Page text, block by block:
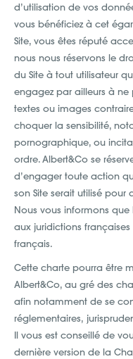
d’utilisation de vos
vous bénéficiez à cet
Site, vous êtes réputé
nous nous réservons le
du Site à tout utilisateur
engagez par ailleurs à ne
textes ou images
choquer la sensibilité,
pornographique, ou
ordre. Albert&Co se
d’engager toute action
son Site serait utilisé pour
Nous vous informons que
aux juridictions
français.
Cette charte pourra être
Albert&Co, au gré des
afin notamment de se
réglementaires,
Il vous est conseillé de
dernière version de la